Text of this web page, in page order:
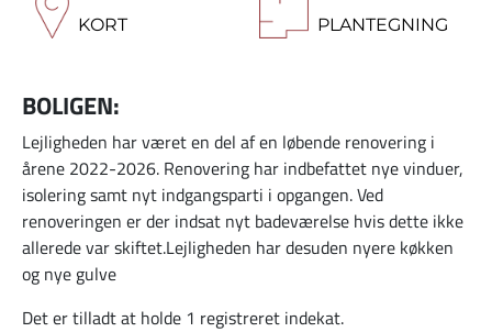
KORT PLANTEGNING
BOLIGEN:
Lejligheden har været en del af en løbende renovering i
årene 2022-2026. Renovering har indbefattet nye vinduer,
isolering samt nyt indgangsparti i opgangen. Ved
renoveringen er der indsat nyt badeværelse hvis dette ikke
allerede var skiftet.Lejligheden har desuden nyere køkken
og nye gulve
Det er tilladt at holde 1 registreret indekat.